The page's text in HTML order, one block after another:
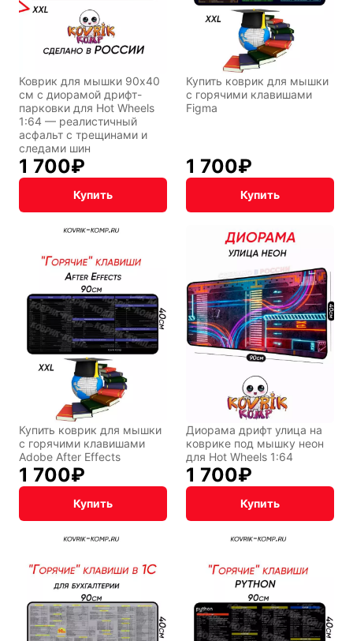
Коврик для мышки 90x40
см с диорамой дрифт-
парковки для Hot Wheels
1:64 — реалистичный
асфальт с трещинами и
следами шин
1 700₽
Купить
Купить коврик для мышки
с горячими клавишами
Figma
1 700₽
Купить
Купить коврик для мышки
с горячими клавишами
Adobe After Effects
1 700₽
Купить
Диорама дрифт улица на
коврике под мышку неон
для Hot Wheels 1:64
1 700₽
Купить